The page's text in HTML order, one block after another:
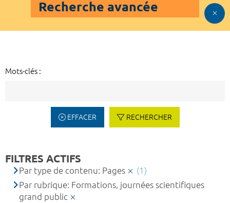
Recherche avancée
Mots-clés :
EFFACER RECHERCHER
FILTRES ACTIFS
Par type de contenu: Pages
(1)
Par rubrique: Formations, journées scientifiques
grand public